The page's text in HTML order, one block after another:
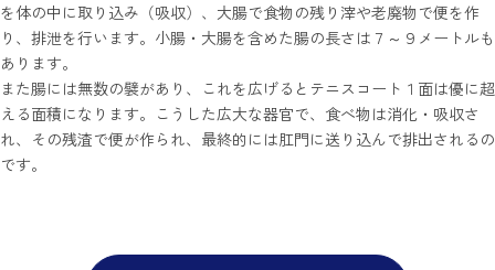
を体の中に取り込み（吸収）、大腸で食物の残り滓や老廃物で便を作
り、排泄を行います。小腸・大腸を含めた腸の長さは７～９メートルも
あります。
また腸には無数の襞があり、これを広げるとテニスコート１面は優に超
える面積になります。こうした広大な器官で、食べ物は消化・吸収さ
れ、その残渣で便が作られ、最終的には肛門に送り込んで排出されるの
です。